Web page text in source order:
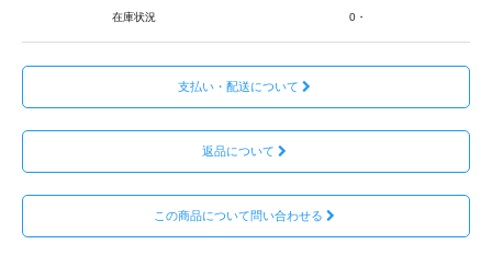
在庫状況 0・
支払い・配送について
返品について
この商品について問い合わせる